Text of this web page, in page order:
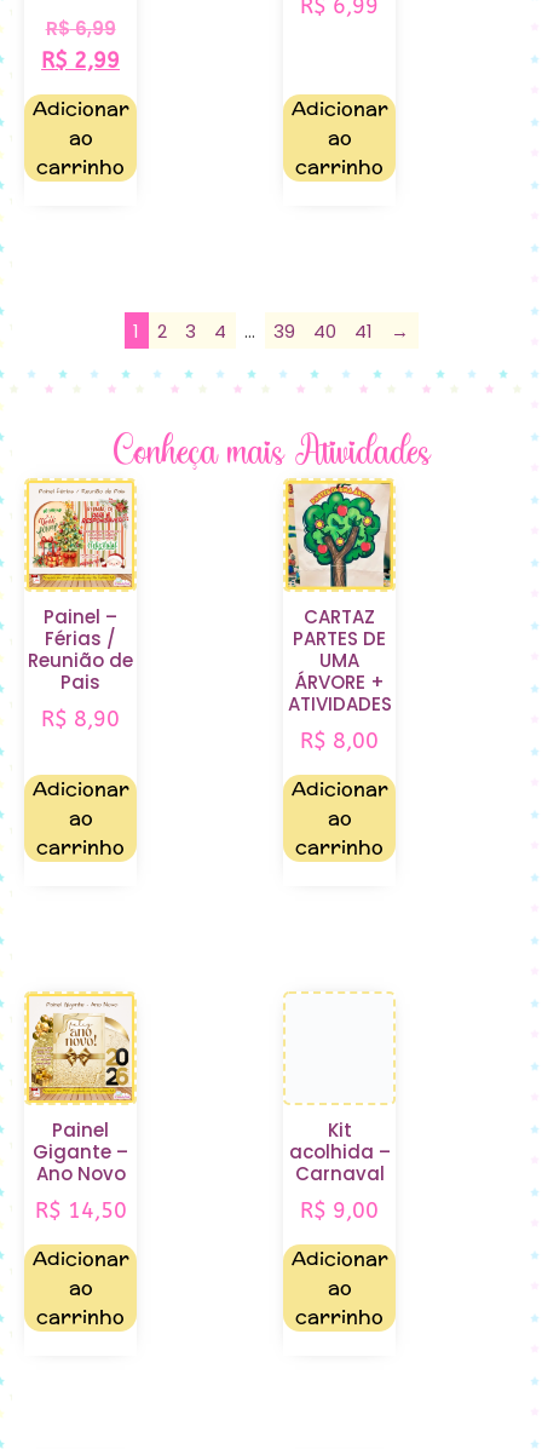
R$6,99
R$ 2,99
Adicionar
ao
carrinho
R$ 6,99
Adicionar
ao
carrinho
1 2 3 4 … 39 40 41 →
Conheça mais Atividades
Painel –
Férias /
Reunião de
Pais
R$ 8,90
Adicionar
ao
carrinho
CARTAZ
PARTES DE
UMA
ÁRVORE +
ATIVIDADES
R$ 8,00
Adicionar
ao
carrinho
Painel
Gigante –
Ano Novo
R$ 14,50
Adicionar
ao
carrinho
Kit
acolhida –
Carnaval
R$ 9,00
Adicionar
ao
carrinho